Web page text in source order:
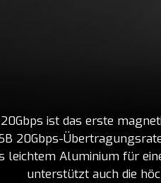
20Gbps ist das erste
20Gbps-
leichtem Aluminium für
unterstützt auch die